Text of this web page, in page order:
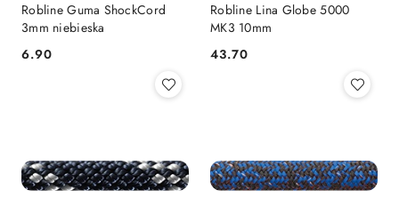
Robline Guma ShockCord
3mm niebieska
Cena:
6.90
Robline Lina Globe 5000
MK3 10mm
Cena:
43.70